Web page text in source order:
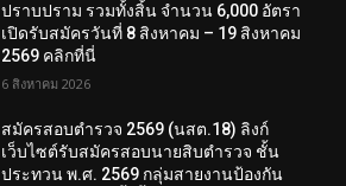
ปราบปราม รวมทั้งสิ้น จำนวน 6,000 อัตรา
เปิดรับสมัครวันที่ 8 สิงหาคม – 19 สิงหาคม
2569 คลิกที่นี่
6 สิงหาคม 2026
สมัครสอบตํารวจ 2569 (นสต.18) ลิงก์
เว็บไซต์รับสมัครสอบนายสิบตำรวจ ชั้น
ประทวน พ.ศ. 2569 กลุ่มสายงานป้องกัน